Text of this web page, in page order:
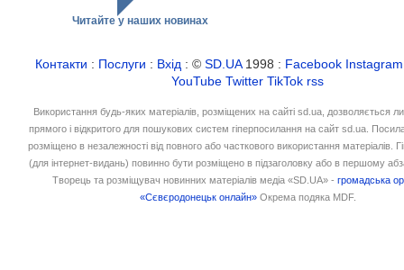
Читайте у наших новинах
Контакти : Послуги : Вхід : ©SD.UA1998 : Facebook Instagram
YouTube Twitter TikTok rss
Використання будь-яких матеріалів, розміщених на сайті sd.ua, дозволяється
прямого і відкритого для пошукових систем гіперпосилання на сайт sd.ua.
розміщено в незалежності від повного або часткового використання матеріалів.
(для інтернет-видань) повинно бути розміщено в підзаголовку або в першому
Творець та розміщувач новинних матеріалів медіа «SD.UA» -громадська
«Сєвєродонецьк онлайн» Окрема подяка MDF.